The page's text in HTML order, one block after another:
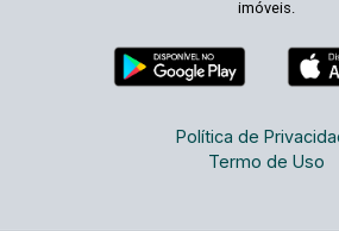
imóveis.
Política de
Termo de Uso